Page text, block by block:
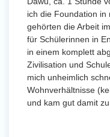
ich die Foundation in
gehörten die Arbeit
für Schülerinnen in
in einem komplett
Zivilisation und
mich unheimlich
Wohnverhältnisse
und kam gut damit